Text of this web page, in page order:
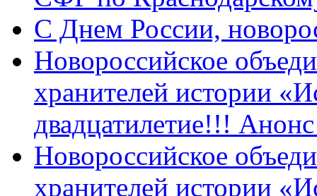
C Днем России,
Новороссийское
хранителей истории
двадцатилетие!!!
Новороссийское
хранителей истории